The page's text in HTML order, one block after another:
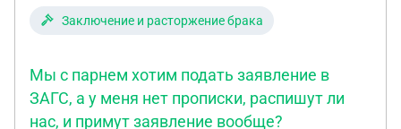
Заключение и расторжение брака
Мы с парнем хотим подать заявление в
ЗАГС, а у меня нет прописки, распишут ли
нас, и примут заявление вообще?